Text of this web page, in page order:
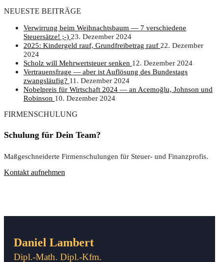
NEUESTE BEITRÄGE
Ver­wir­rung beim Weih­nachts­baum — 7 ver­schie­de­ne
Steuersätze! ;-) 23. Dezember 2024
2025: Kin­der­geld rauf, Grund­frei­be­trag rauf 22. Dezember
2024
Scholz will Mehr­wert­steu­er senken 12. Dezember 2024
Ver­trau­ens­fra­ge — aber ist Auf­lö­sung des Bun­des­tags
zwangsläufig? 11. Dezember 2024
Nobel­preis für Wirt­schaft 2024 — an Ace­moğ­lu, John­son und
Robinson 10. Dezember 2024
FIRMENSCHULUNG
Schulung für Dein Team?
Maßgeschneiderte Firmenschulungen für Steuer- und Finanzprofis.
Kontakt aufnehmen
Daniel Lambert
Dipl.-Math. Dipl.-Kfm.